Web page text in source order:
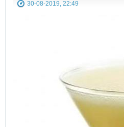
30-08-2019, 22:49